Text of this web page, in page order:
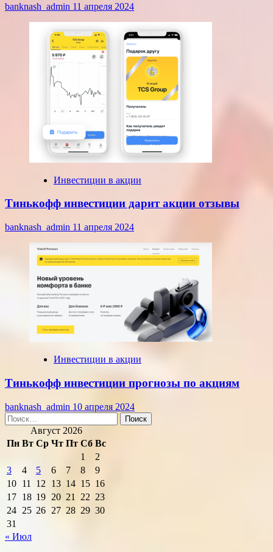
banknash_admin 11 апреля 2024
Инвестиции в акции
Тинькофф инвестиции дарит акции отзывы
banknash_admin 11 апреля 2024
Инвестиции в акции
Тинькофф инвестиции прогнозы по акциям
banknash_admin 10 апреля 2024
Найти:
Август 2026
Пн Вт Ср Чт Пт Сб Вс
1
2
3
4 5 6 7 8
9
10 11 12 13 14 15 16
17 18 19 20 21 22 23
24 25 26 27 28 29 30
31
« Июл